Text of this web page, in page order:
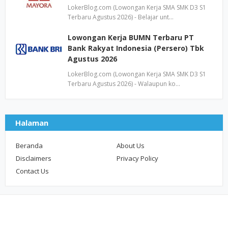
LokerBlog.com (Lowongan Kerja SMA SMK D3 S1
Terbaru Agustus 2026) - Belajar unt…
Lowongan Kerja BUMN Terbaru PT
Bank Rakyat Indonesia (Persero) Tbk
Agustus 2026
LokerBlog.com (Lowongan Kerja SMA SMK D3 S1
Terbaru Agustus 2026) - Walaupun ko…
Halaman
Beranda
About Us
Disclaimers
Privacy Policy
Contact Us